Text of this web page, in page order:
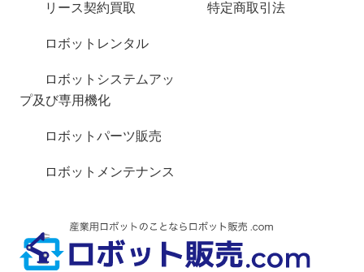
リース契約買取
ロボットレンタル
ロボットシステムアッ
プ及び専用機化
ロボットパーツ販売
ロボットメンテナンス
特定商取引法